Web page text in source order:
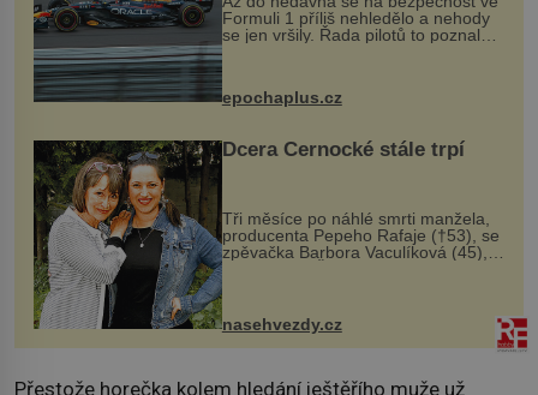
Formuli 1 příliš nehledělo a nehody
se jen vršily. Řada pilotů to poznala
na vlastní kůži, často s trvalými
následky nebo bohužel i ztrátou
života. Dnes nepochopiteln...
epochaplus.cz
Dcera Černocké stále trpí
Tři měsíce po náhlé smrti manžela,
producenta Pepeho Rafaje (†53), se
zpěvačka Barbora Vaculíková (45),
dcera Petry Černocké (75), poprvé
ozvala veřejnosti. Na sociální síti
sdílela, že se snaží fung...
nasehvezdy.cz
Přestože horečka kolem hledání ještěřího muže už